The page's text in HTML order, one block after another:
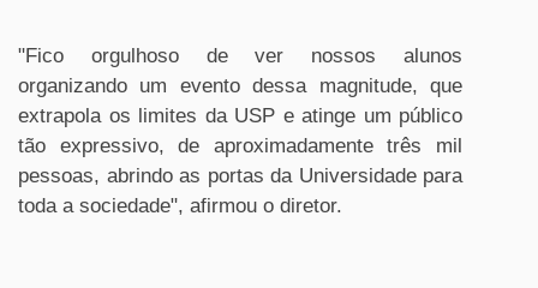
"Fico orgulhoso de ver nossos alunos
organizando um evento dessa magnitude, que
extrapola os limites da USP e atinge um público
tão expressivo, de aproximadamente três mil
pessoas, abrindo as portas da Universidade para
toda a sociedade", afirmou o diretor.